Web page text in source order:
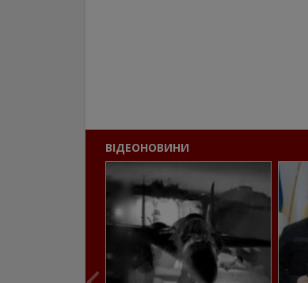
ВІДЕОНОВИНИ